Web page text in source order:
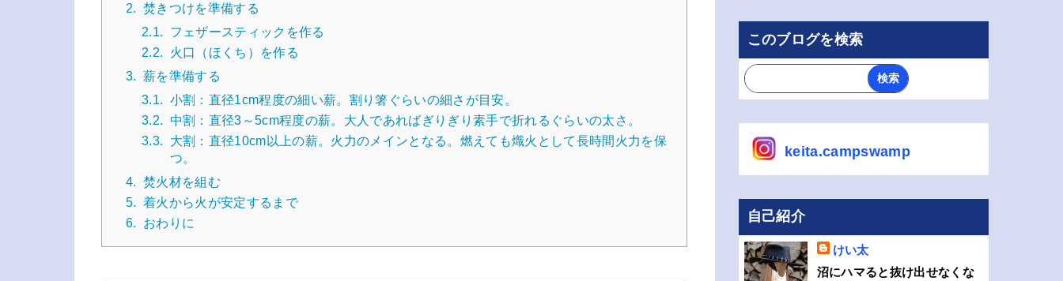
2. 焚きつけを準備する
2.1.
フェザースティックを作る
2.2.
火口（ほくち）を作る
3. 薪を準備する
3.1. 小割：直径1cm程度の細い薪。割り箸ぐらいの細さが目安。
3.2. 中割：直径3～5cm程度の薪。大人であればぎりぎり素手で折れるぐらいの太さ。
3.3.
大割：直径10cm以上の薪。火力のメインとなる。燃えても熾火として長時間火力を保
つ。
4. 焚火材を組む
5. 着火から火が安定するまで
6.
おわりに
このブログを検索
keita.campswamp
自己紹介
けい太
沼にハマると抜け出せなくな